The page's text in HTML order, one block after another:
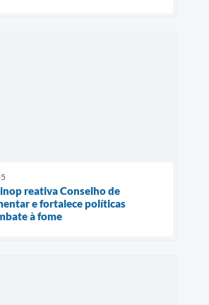
reativa Conselho de
e fortalece políticas
à fome